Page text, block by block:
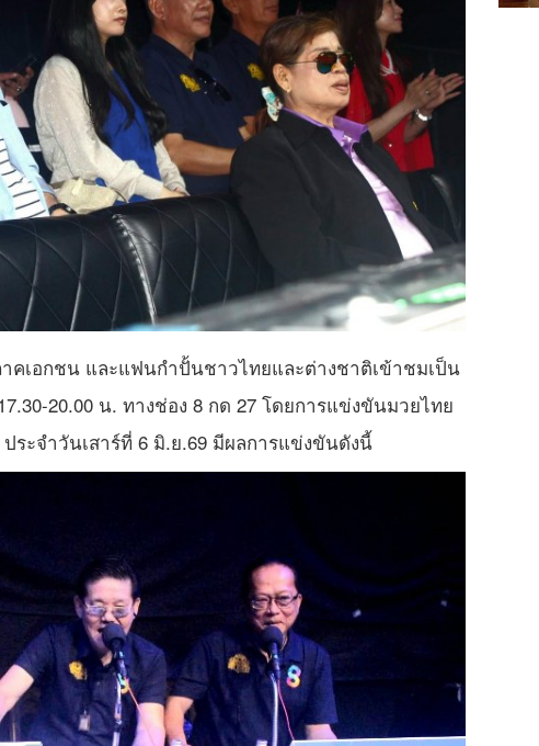
คเอกชน และแฟนกำปั้นชาวไทยและต่างชาติเข้าชมเป็น
20.00 น. ทางช่อง 8 กด 27 โดยการแข่งขันมวยไทย
ระจำวันเสาร์ที่ 6 มิ.ย.69 มีผลการแข่งขันดังนี้